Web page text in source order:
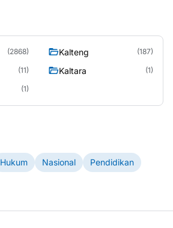
(2868) Kalteng (187)
(11) Kaltara (1)
(1)
Hukum Nasional
Pendidikan